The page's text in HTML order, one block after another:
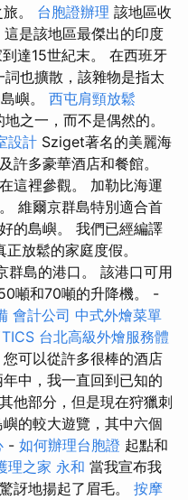
。 台胞證辦理 該地區收
是該地區最傑出的印度
達15世紀末。 在西班牙
也擴散，該雜物是指太
嶼。 西屯肩頸放鬆
之一，而不是偶然的。
設計 Sziget著名的美麗海
許多豪華酒店和餐館。
這裡參觀。 加勒比海運
維爾京群島特別適合首
的島嶼。 我們已經編譯
放鬆的家庭度假。
島的港口。 該港口可用
噸和70噸的升降機。 -
會計公司 中式外燴菜單
台北高級外燴服務體
可以從許多很棒的酒店
中，我一直回到已知的
他部分，但是現在狩獵刺
的較大遊覽，其中六個
- 如何辦理台胞證 起點和
理之家 永和 當我宣布我
訝地揚起了眉毛。 按摩